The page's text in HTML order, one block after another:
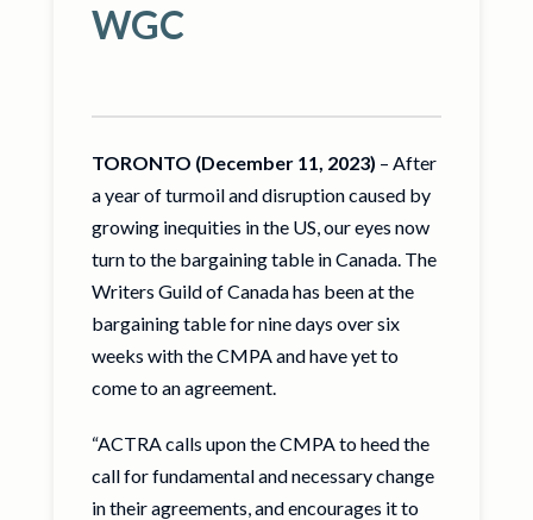
WGC
TORONTO (December 11, 2023) – After
a year of turmoil and disruption caused by
growing inequities in the US, our eyes now
turn to the bargaining table in Canada. The
Writers Guild of Canada has been at the
bargaining table for nine days over six
weeks with the CMPA and have yet to
come to an agreement.
“ACTRA calls upon the CMPA to heed the
call for fundamental and necessary change
in their agreements, and encourages it to